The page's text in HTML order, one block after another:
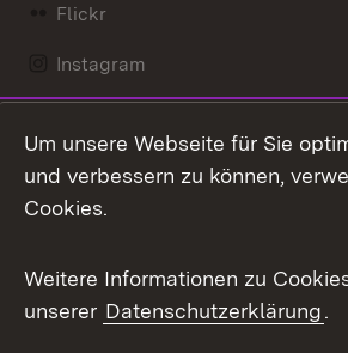
Flickr
Instagram
Mastodon
Messenger
Social Wall
X / Twitter
Um unsere Webseite für Sie
und verbessern zu können,
Cookies.
Weitere Informationen zu
unserer Datenschutzerklärung.